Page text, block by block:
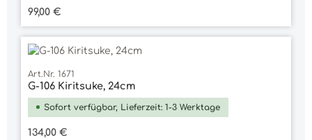
Regulärer Preis:
99,00 €
Art.Nr. 1671
G-106 Kiritsuke, 24cm
Sofort verfügbar, Lieferzeit: 1-3 Werktage
Regulärer Preis:
134,00 €